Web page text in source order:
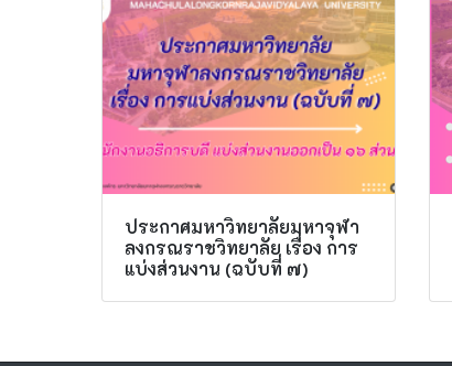
ประกาศมหาวิทยาลัยมหาจุฬา
ลงกรณราชวิทยาลัย เรื่อง การ
แบ่งส่วนงาน (ฉบับที่ ๗)